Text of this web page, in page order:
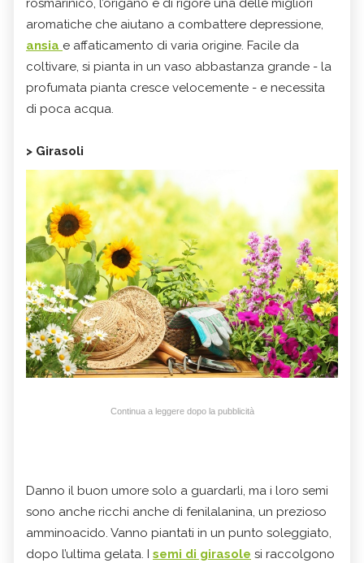
rosmarinico, l’origano è di rigore una delle migliori
aromatiche che aiutano a combattere depressione,
ansia e affaticamento di varia origine. Facile da
coltivare, si pianta in un vaso abbastanza grande - la
profumata pianta cresce velocemente - e necessita
di poca acqua.
> Girasoli
Continua a leggere dopo la pubblicità
Danno il buon umore solo a guardarli, ma i loro semi
sono anche ricchi anche di fenilalanina, un prezioso
amminoacido. Vanno piantati in un punto soleggiato,
dopo l’ultima gelata. I semi di girasole si raccolgono